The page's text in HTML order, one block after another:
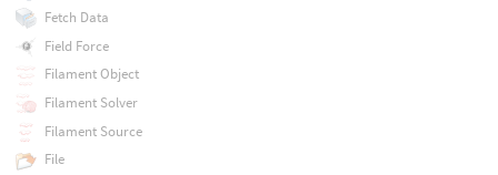
Fetch Data
Field Force
Filament Object
Filament Solver
Filament Source
File